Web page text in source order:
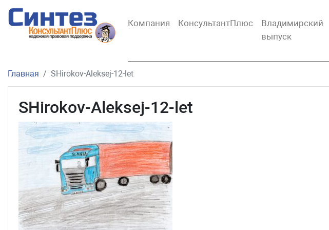
Компания КонсультантПлюс
Владимирский
выпуск
Главная SHirokov-Aleksej-12-let
SHirokov-Aleksej-12-let